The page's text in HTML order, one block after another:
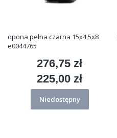
opona pełna czarna 15x4,5x8
e0044765
Cena
276,75 zł
Cena
225,00 zł
Niedostępny